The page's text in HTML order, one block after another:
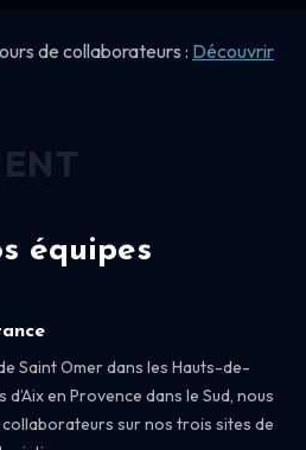
de collaborateurs : Découvrir
équipes
Saint Omer dans les Hauts-de-
en Provence dans le Sud, nous
sur nos trois sites de